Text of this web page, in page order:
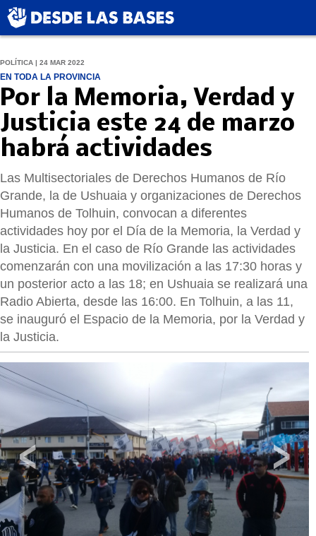
POLÍTICA | 24 MAR 2022
EN TODA LA PROVINCIA
Por la Memoria, Verdad y
Justicia este 24 de marzo
habrá actividades
Las Multisectoriales de Derechos Humanos de Río
Grande, la de Ushuaia y organizaciones de Derechos
Humanos de Tolhuin, convocan a diferentes
actividades hoy por el Día de la Memoria, la Verdad y
la Justicia. En el caso de Río Grande las actividades
comenzarán con una movilización a las 17:30 horas y
un posterior acto a las 18; en Ushuaia se realizará una
Radio Abierta, desde las 16:00. En Tolhuin, a las 11,
se inauguró el Espacio de la Memoria, por la Verdad y
la Justicia.
‹ ›